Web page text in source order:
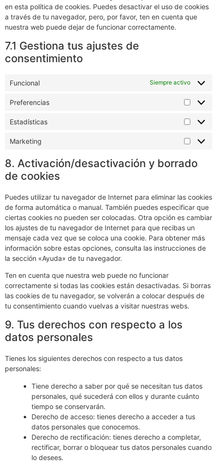
en esta política de cookies. Puedes desactivar el uso de cookies
a través de tu navegador, pero, por favor, ten en cuenta que
nuestra web puede dejar de funcionar correctamente.
7.1 Gestiona tus ajustes de
consentimiento
Funcional Siempre activo
Preferencias
Estadísticas
Marketing
8. Activación/desactivación y borrado
de cookies
Puedes utilizar tu navegador de Internet para eliminar las cookies
de forma automática o manual. También puedes especificar que
ciertas cookies no pueden ser colocadas. Otra opción es cambiar
los ajustes de tu navegador de Internet para que recibas un
mensaje cada vez que se coloca una cookie. Para obtener más
información sobre estas opciones, consulta las instrucciones de
la sección «Ayuda» de tu navegador.
Ten en cuenta que nuestra web puede no funcionar
correctamente si todas las cookies están desactivadas. Si borras
las cookies de tu navegador, se volverán a colocar después de
tu consentimiento cuando vuelvas a visitar nuestras webs.
9. Tus derechos con respecto a los
datos personales
Tienes los siguientes derechos con respecto a tus datos
personales:
Tiene derecho a saber por qué se necesitan tus datos
personales, qué sucederá con ellos y durante cuánto
tiempo se conservarán.
Derecho de acceso: tienes derecho a acceder a tus
datos personales que conocemos.
Derecho de rectificación: tienes derecho a completar,
rectificar, borrar o bloquear tus datos personales cuando
lo desees.